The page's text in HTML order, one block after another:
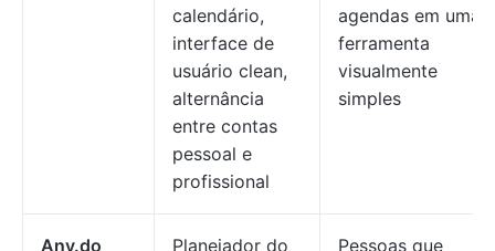
calendário,
interface de
usuário clean,
alternância
entre contas
pessoal e
profissional
agendas em uma
ferramenta
visualmente
simples
Any.do
Planejador do
Pessoas que